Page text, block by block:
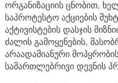
ორგანიზაციის ცნობით,
საპროტესტო აქციების
აქტივისტების დასჯის
ძალის გამოყენების,
არაადამიანური
სამართლებრივი დევნის